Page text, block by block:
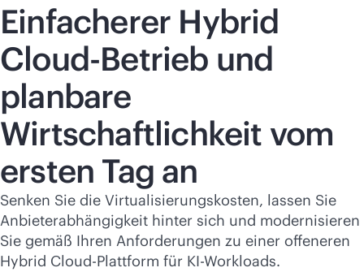
Einfacherer Hybrid
Cloud-Betrieb und
planbare
Wirtschaftlichkeit vom
ersten Tag an
Senken Sie die Virtualisierungskosten, lassen Sie
Anbieterabhängigkeit hinter sich und modernisieren
Sie gemäß Ihren Anforderungen zu einer offeneren
Hybrid Cloud-Plattform für KI-Workloads.